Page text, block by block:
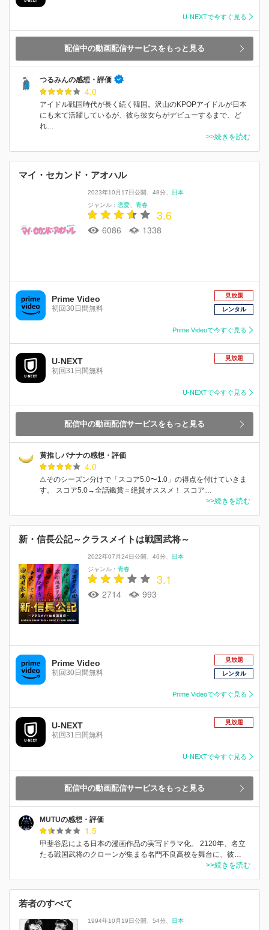
U-NEXTで今すぐ見る
配信中の動画配信サービスをもっと見る
つるみんの感想・評価
4.0
アイドル戦国時代が長く続く韓国。沢山のKPOPアイドルが日本
にも来て活躍しているが、彼ら彼女らがデビューするまで、ど
れ…
>>続きを読む
マイ・セカンド・アオハル
2023年10月17日公開 48分
日本
ジャンル： 恋愛 青春
3.6
6086 1338
Prime Video
初回30日間無料
見放題
レンタル
Prime Videoで今すぐ見る
U-NEXT
初回31日間無料
見放題
U-NEXTで今すぐ見る
配信中の動画配信サービスをもっと見る
黄推しバナナの感想・評価
4.0
⚠そのシーズン分けで「スコア5.0〜1.0」の得点を付けていきま
す。 スコア5.0→全話鑑賞＝絶賛オススメ！ スコア…
>>続きを読む
新・信長公記～クラスメイトは戦国武将～
2022年07月24日公開 46分
日本
ジャンル： 青春
3.1
2714 993
Prime Video
初回30日間無料
見放題
レンタル
Prime Videoで今すぐ見る
U-NEXT
初回31日間無料
見放題
U-NEXTで今すぐ見る
配信中の動画配信サービスをもっと見る
MUTUの感想・評価
1.5
甲斐谷忍による日本の漫画作品の実写ドラマ化。 2120年、名立
たる戦国武将のクローンが集まる名門不良高校を舞台に、彼…
>>続きを読む
若者のすべて
1994年10月19日公開 54分
日本